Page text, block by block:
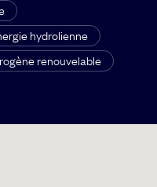
hydrolienne
renouvelable